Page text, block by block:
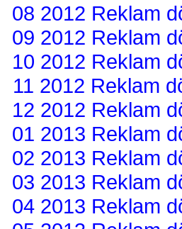
08 2012 Reklam
09 2012 Reklam
10 2012 Reklam
11 2012 Reklam
12 2012 Reklam
01 2013 Reklam
02 2013 Reklam
03 2013 Reklam
04 2013 Reklam